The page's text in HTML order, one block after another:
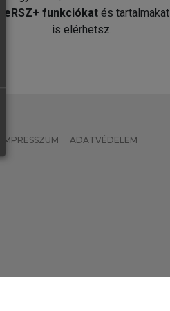
MeRSZ+ funkciókat és tartalmakat
is elérhetsz.
IMPRESSZUM ADATVÉDELEM